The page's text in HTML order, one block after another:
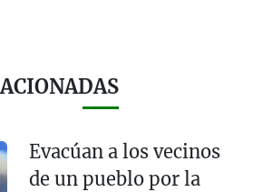
Evacúan a los vecinos
de un pueblo por la